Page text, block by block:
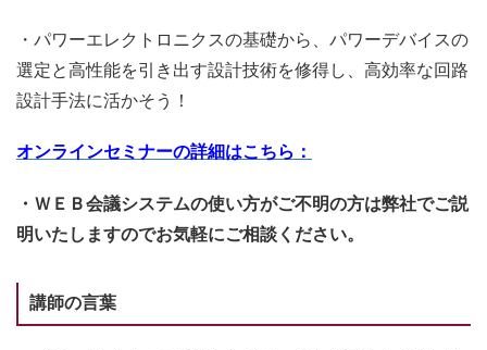
・パワーエレクトロニクスの基礎から、パワーデバイスの
選定と高性能を引き出す設計技術を修得し、高効率な回路
設計手法に活かそう！
オンラインセミナーの詳細はこちら：
・ＷＥＢ会議システムの使い方がご不明の方は弊社でご説
明いたしますのでお気軽にご相談ください。
講師の言葉